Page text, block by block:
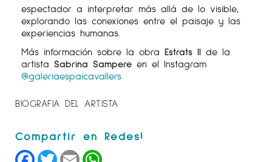
espectador a interpretar más allá de lo visible,
explorando las conexiones entre el paisaje y las
experiencias humanas.
Más información sobre la obra Estrats II de la
artista Sabrina Sampere en el Instagram
@galeriaespaicavallers
BIOGRAFIA DEL ARTISTA
Facebook
TwitterEmail